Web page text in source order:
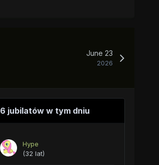
June 23
2026
6 jubilatów w tym dniu
Hype
(32 lat)